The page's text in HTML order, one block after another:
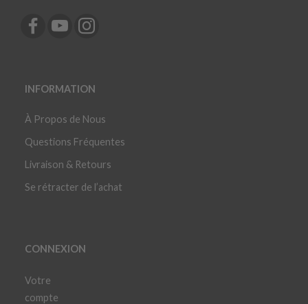
INFORMATION
À Propos de Nous
Questions Fréquentes
Livraison & Retours
Se rétracter de l’achat
CONNEXION
Votre
compte